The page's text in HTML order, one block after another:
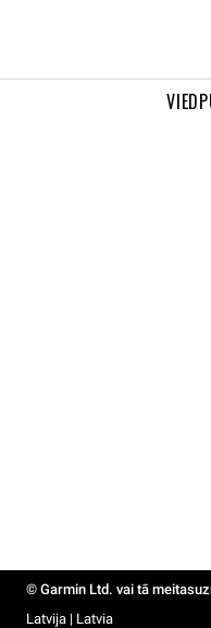
© Garmin Ltd. vai tā
Latvija | Latvia